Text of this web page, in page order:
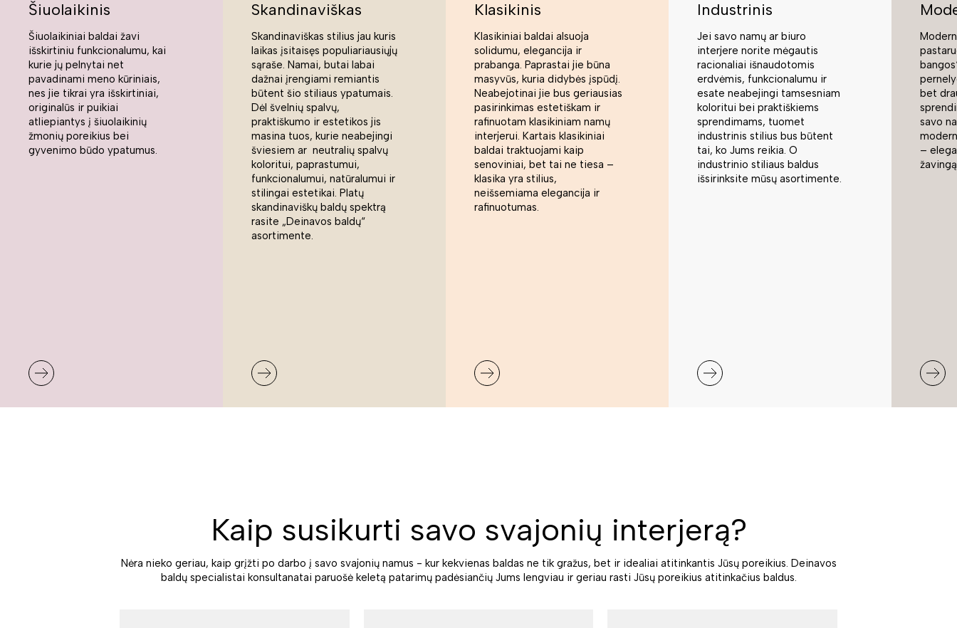
Šiuolaikinis
Šiuolaikiniai baldai žavi
išskirtiniu funkcionalumu, kai
kurie jų pelnytai net
pavadinami meno kūriniais,
nes jie tikrai yra išskirtiniai,
originalūs ir puikiai
atliepiantys į šiuolaikinių
žmonių poreikius bei
gyvenimo būdo ypatumus.
Skandinaviškas
Skandinaviškas stilius jau kuris
laikas įsitaisęs populiariausiųjų
sąraše. Namai, butai labai
dažnai įrengiami remiantis
būtent šio stiliaus ypatumais.
Dėl švelnių spalvų,
praktiškumo ir estetikos jis
masina tuos, kurie neabejingi
šviesiem ar neutralių spalvų
koloritui, paprastumui,
funkcionalumui, natūralumui ir
stilingai estetikai. Platų
skandinaviškų baldų spektrą
rasite „Deinavos baldų“
asortimente.
Klasikinis
Klasikiniai baldai alsuoja
solidumu, elegancija ir
prabanga. Paprastai jie būna
masyvūs, kuria didybės įspūdį.
Neabejotinai jie bus geriausias
pasirinkimas estetiškam ir
rafinuotam klasikiniam namų
interjerui. Kartais klasikiniai
baldai traktuojami kaip
senoviniai, bet tai ne tiesa –
klasika yra stilius,
neišsemiama elegancija ir
rafinuotumas.
Industrinis
Jei savo namų ar biuro
interjere norite mėgautis
racionaliai išnaudotomis
erdvėmis, funkcionalumu ir
esate neabejingi tamsesniam
koloritui bei praktiškiems
sprendimams, tuomet
industrinis stilius bus būtent
tai, ko Jums reikia. O
industrinio stiliaus baldus
išsirinksite mūsų asortimente.
bet
savo
–
Kaip susikurti savo svajonių interjerą?
Nėra nieko geriau, kaip grįžti po darbo į savo svajonių namus - kur kekvienas baldas ne tik gražus, bet ir idealiai atitinkantis Jūsų poreikius. Deinavos
baldų specialistai konsultanatai paruošė keletą patarimų padėsiančių Jums lengviau ir geriau rasti Jūsų poreikius atitinkačius baldus.